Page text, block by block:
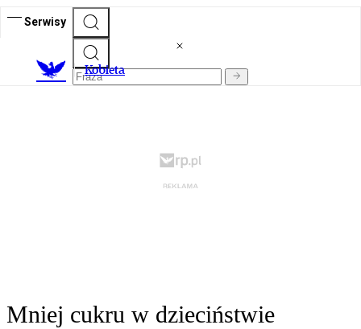
Serwisy
Kobieta
Mniej cukru w dzieciństwie